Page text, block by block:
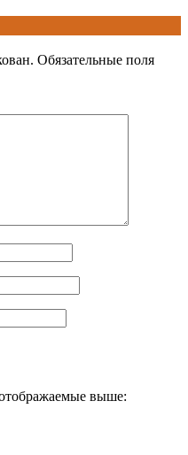
Обязательные поля
выше: